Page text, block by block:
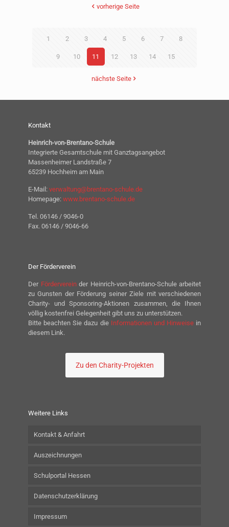
vorherige Seite
1 2 3 4 5 6 7 8
9 10 11 12 13 14 15
nächste Seite
Kontakt
Heinrich-von-Brentano-Schule
Integrierte Gesamtschule mit Ganztagsangebot
Massenheimer Landstraße 7
65239 Hochheim am Main
E-Mail: verwaltung@brentano-schule.de
Homepage: www.brentano-schule.de
Tel. 06146 / 9046-0
Fax. 06146 / 9046-66
Der Förderverein
Der Fördervereinder Heinrich-von-Brentano-Schule arbeitet
zu Gunsten der Förderung seiner Ziele mit verschiedenen
Charity- und Sponsoring-Aktionen zusammen, die Ihnen
völlig kostenfrei Gelegenheit gibt uns zu unterstützen.
Bitte beachten Sie dazu die Informationen und Hinweisein
diesem Link.
Zu den Charity-Projekten
Weitere Links
Kontakt & Anfahrt
Auszeichnungen
Schulportal Hessen
Datenschutzerklärung
Impressum